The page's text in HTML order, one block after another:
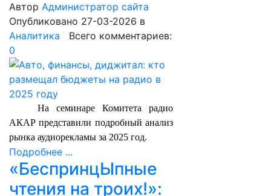
Автор Администратор сайта
Опубликовано 27-03-2026 в
Аналитика Всего комментариев:
0
На семинаре Комитета радио
АКАР представили подробный анализ
рынка аудиорекламы за 2025 год.
Подробнее ...
«БеспринцЫпные
чтения на троих!»: